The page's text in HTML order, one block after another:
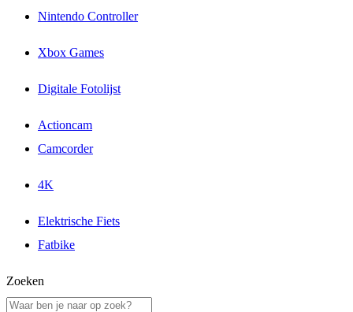
Nintendo Controller
Xbox Games
Digitale Fotolijst
Actioncam
Camcorder
4K
Elektrische Fiets
Fatbike
Zoeken